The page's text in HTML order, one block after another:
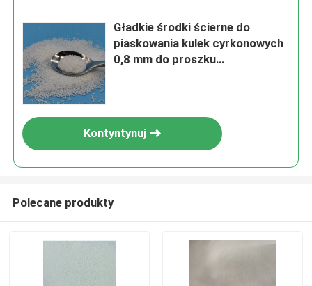
Gładkie środki ścierne do
piaskowania kulek cyrkonowych
0,8 mm do proszku
Kontyntynuj
Polecane produkty